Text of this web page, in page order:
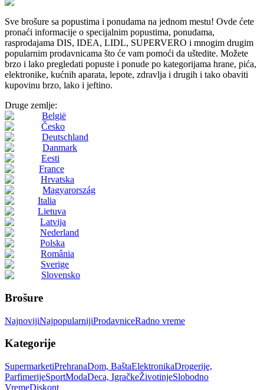
Sve brošure sa popustima i ponudama na jednom mestu! Ovde ćete
pronaći informacije o specijalnim popustima, ponudama,
rasprodajama DIS, IDEA, LIDL, SUPERVERO i mnogim drugim
popularnim prodavnicama što će vam pomoći da uštedite. Možete
brzo i lako pregledati popuste i ponude po kategorijama hrane, pića,
elektronike, kućnih aparata, lepote, zdravlja i drugih i tako obaviti
kupovinu brzo, lako i jeftino.
Druge zemlje:
België
Česko
Deutschland
Danmark
Eesti
France
Hrvatska
Magyarország
Italia
Lietuva
Latvija
Nederland
Polska
România
Sverige
Slovensko
Brošure
NajnovijiNajpopularnijiProdavniceRadno vreme
Kategorije
SupermarketiPrehranaDom, BaštaElektronikaDrogerije,
ParfimerijeSportModaDeca, IgračkeŽivotinjeSlobodno
VremeDiskont